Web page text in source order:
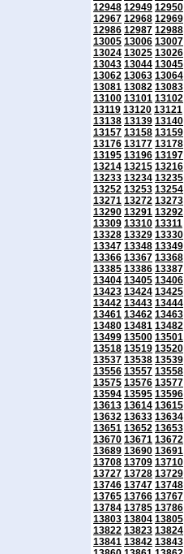
12948 12949 12950
12967 12968 12969
12986 12987 12988
13005 13006 13007
13024 13025 13026
13043 13044 13045
13062 13063 13064
13081 13082 13083
13100 13101 13102
13119 13120 13121
13138 13139 13140
13157 13158 13159
13176 13177 13178
13195 13196 13197
13214 13215 13216
13233 13234 13235
13252 13253 13254
13271 13272 13273
13290 13291 13292
13309 13310 13311
13328 13329 13330
13347 13348 13349
13366 13367 13368
13385 13386 13387
13404 13405 13406
13423 13424 13425
13442 13443 13444
13461 13462 13463
13480 13481 13482
13499 13500 13501
13518 13519 13520
13537 13538 13539
13556 13557 13558
13575 13576 13577
13594 13595 13596
13613 13614 13615
13632 13633 13634
13651 13652 13653
13670 13671 13672
13689 13690 13691
13708 13709 13710
13727 13728 13729
13746 13747 13748
13765 13766 13767
13784 13785 13786
13803 13804 13805
13822 13823 13824
13841 13842 13843